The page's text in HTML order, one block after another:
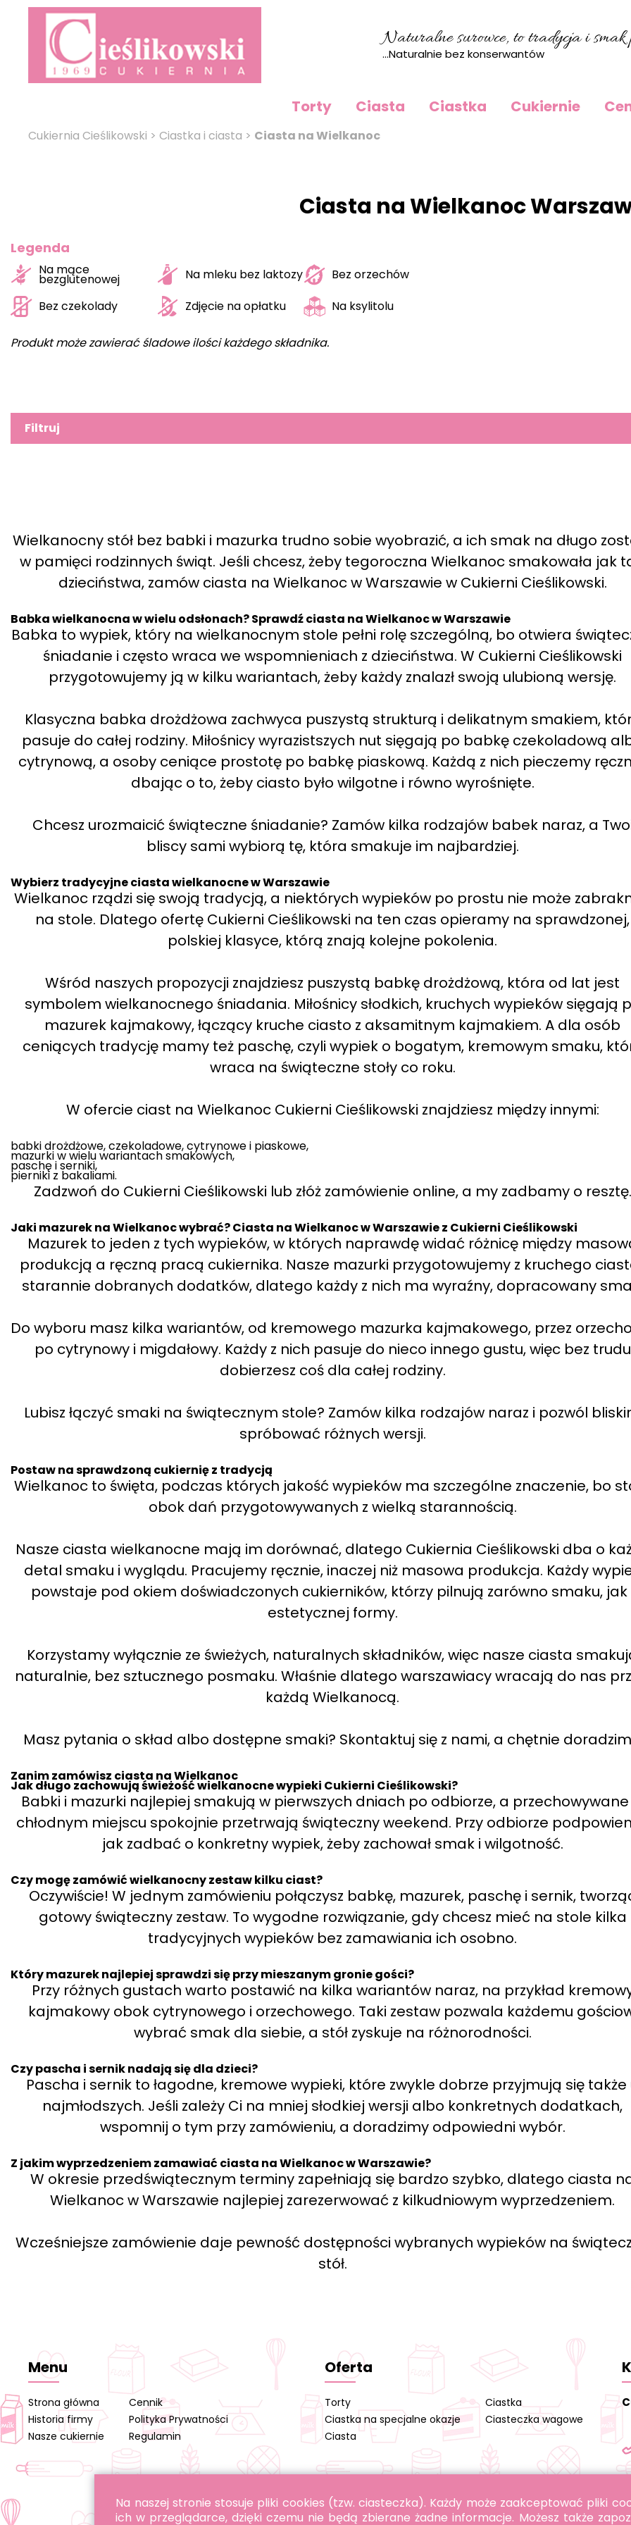
Naturalne surowce, to tradycja i smak
...Naturalnie bez konserwantów
Torty Ciasta Ciastka Cukiernie
Cukiernia Cieślikowski > Ciastka i ciasta > Ciasta na Wielkanoc
Ciasta na Wielkanoc
Legenda
Na mące
bezglutenowej Na mleku bez laktozy
Bez orzechów
Bez czekolady
Zdjęcie na opłatku Na ksylitolu
Produkt może zawierać śladowe ilości każdego składnika.
Filtruj
Wielkanocny stół bez babki i mazurka trudno sobie wyobrazić, a ich smak na długo
w pamięci rodzinnych świąt. Jeśli chcesz, żeby tegoroczna Wielkanoc smakowała jak
dzieciństwa, zamów ciasta na Wielkanoc w Warszawie w Cukierni Cieślikowski.
Babka wielkanocna w wielu odsłonach? Sprawdź ciasta na Wielkanoc w Warszawie
Babka to wypiek, który na wielkanocnym stole pełni rolę szczególną, bo otwiera
śniadanie i często wraca we wspomnieniach z dzieciństwa. W Cukierni Cieślikowski
przygotowujemy ją w kilku wariantach, żeby każdy znalazł swoją ulubioną wersję.
Klasyczna babka drożdżowa zachwyca puszystą strukturą i delikatnym smakiem,
pasuje do całej rodziny. Miłośnicy wyrazistszych nut sięgają po babkę czekoladową
cytrynową, a osoby ceniące prostotę po babkę piaskową. Każdą z nich pieczemy
dbając o to, żeby ciasto było wilgotne i równo wyrośnięte.
Chcesz urozmaicić świąteczne śniadanie? Zamów kilka rodzajów babek naraz, a
bliscy sami wybiorą tę, która smakuje im najbardziej.
Wybierz tradycyjne ciasta wielkanocne w Warszawie
Wielkanoc rządzi się swoją tradycją, a niektórych wypieków po prostu nie może
na stole. Dlatego ofertę Cukierni Cieślikowski na ten czas opieramy na sprawdzonej,
polskiej klasyce, którą znają kolejne pokolenia.
Wśród naszych propozycji znajdziesz puszystą babkę drożdżową, która od lat jest
symbolem wielkanocnego śniadania. Miłośnicy słodkich, kruchych wypieków sięgają
mazurek kajmakowy, łączący kruche ciasto z aksamitnym kajmakiem. A dla osób
ceniących tradycję mamy też paschę, czyli wypiek o bogatym, kremowym smaku,
wraca na świąteczne stoły co roku.
W ofercie ciast na Wielkanoc Cukierni Cieślikowski znajdziesz między innymi:
babki drożdżowe, czekoladowe, cytrynowe i piaskowe,
mazurki w wielu wariantach smakowych,
paschę i serniki,
pierniki z bakaliami.
Zadzwoń do Cukierni Cieślikowski lub złóż zamówienie online, a my zadbamy o resztę.
Jaki mazurek na Wielkanoc wybrać? Ciasta na Wielkanoc w Warszawie z Cukierni Cieślikowski
Mazurek to jeden z tych wypieków, w których naprawdę widać różnicę między
produkcją a ręczną pracą cukiernika. Nasze mazurki przygotowujemy z kruchego
starannie dobranych dodatków, dlatego każdy z nich ma wyraźny, dopracowany
Do wyboru masz kilka wariantów, od kremowego mazurka kajmakowego, przez
po cytrynowy i migdałowy. Każdy z nich pasuje do nieco innego gustu, więc bez trudu
dobierzesz coś dla całej rodziny.
Lubisz łączyć smaki na świątecznym stole? Zamów kilka rodzajów naraz i pozwól
spróbować różnych wersji.
Postaw na sprawdzoną cukiernię z tradycją
Wielkanoc to święta, podczas których jakość wypieków ma szczególne znaczenie, bo
obok dań przygotowywanych z wielką starannością.
Nasze ciasta wielkanocne mają im dorównać, dlatego Cukiernia Cieślikowski dba o
detal smaku i wyglądu. Pracujemy ręcznie, inaczej niż masowa produkcja. Każdy
powstaje pod okiem doświadczonych cukierników, którzy pilnują zarówno smaku, jak
estetycznej formy.
Korzystamy wyłącznie ze świeżych, naturalnych składników, więc nasze ciasta
naturalnie, bez sztucznego posmaku. Właśnie dlatego warszawiacy wracają do nas
każdą Wielkanocą.
Masz pytania o skład albo dostępne smaki? Skontaktuj się z nami, a chętnie
Zanim zamówisz ciasta na Wielkanoc
Jak długo zachowują świeżość wielkanocne wypieki Cukierni Cieślikowski?
Babki i mazurki najlepiej smakują w pierwszych dniach po odbiorze, a
chłodnym miejscu spokojnie przetrwają świąteczny weekend. Przy odbiorze
jak zadbać o konkretny wypiek, żeby zachował smak i wilgotność.
Czy mogę zamówić wielkanocny zestaw kilku ciast?
Oczywiście! W jednym zamówieniu połączysz babkę, mazurek, paschę i sernik,
gotowy świąteczny zestaw. To wygodne rozwiązanie, gdy chcesz mieć na stole kilka
tradycyjnych wypieków bez zamawiania ich osobno.
Który mazurek najlepiej sprawdzi się przy mieszanym gronie gości?
Przy różnych gustach warto postawić na kilka wariantów naraz, na przykład
kajmakowy obok cytrynowego i orzechowego. Taki zestaw pozwala każdemu
wybrać smak dla siebie, a stół zyskuje na różnorodności.
Czy pascha i sernik nadają się dla dzieci?
Pascha i sernik to łagodne, kremowe wypieki, które zwykle dobrze przyjmują się także
najmłodszych. Jeśli zależy Ci na mniej słodkiej wersji albo konkretnych dodatkach,
wspomnij o tym przy zamówieniu, a doradzimy odpowiedni wybór.
Z jakim wyprzedzeniem zamawiać ciasta na Wielkanoc w Warszawie?
W okresie przedświątecznym terminy zapełniają się bardzo szybko, dlatego ciasta
Wielkanoc w Warszawie najlepiej zarezerwować z kilkudniowym wyprzedzeniem.
Wcześniejsze zamówienie daje pewność dostępności wybranych wypieków na
stół.
Menu
Strona główna
Historia firmy
Nasze cukiernie
Cennik
Polityka Prywatności
Regulamin
Oferta
Torty
Ciastka na specjalne okazje
Ciasta
Ciastka
Ciasteczka wagowe
Na naszej stronie stosuje pliki cookies (tzw. ciasteczka). Każdy może zaakceptować pliki
ich w przeglądarce, dzięki czemu nie będą zbierane żadne informacje. Możesz także